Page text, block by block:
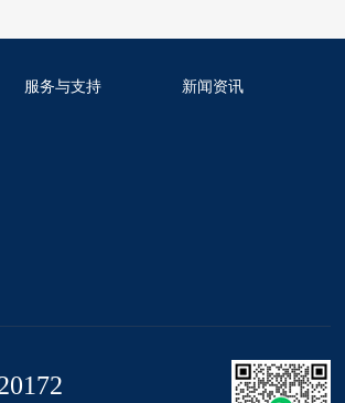
服务与支持 新闻资讯